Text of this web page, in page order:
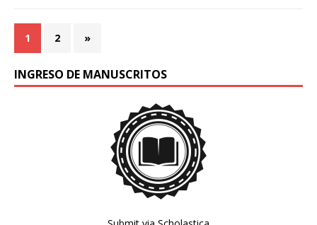
1 2 »
INGRESO DE MANUSCRITOS